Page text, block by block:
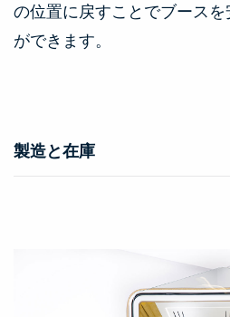
の位置に戻すことでブース
ができます。
製造と在庫